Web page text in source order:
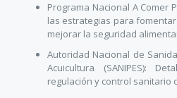
Programa Nacional A Comer
las estrategias para
mejorar la seguridad
Autoridad Nacional de
Acuicultura (SANIPES):
regulación y control sanitario